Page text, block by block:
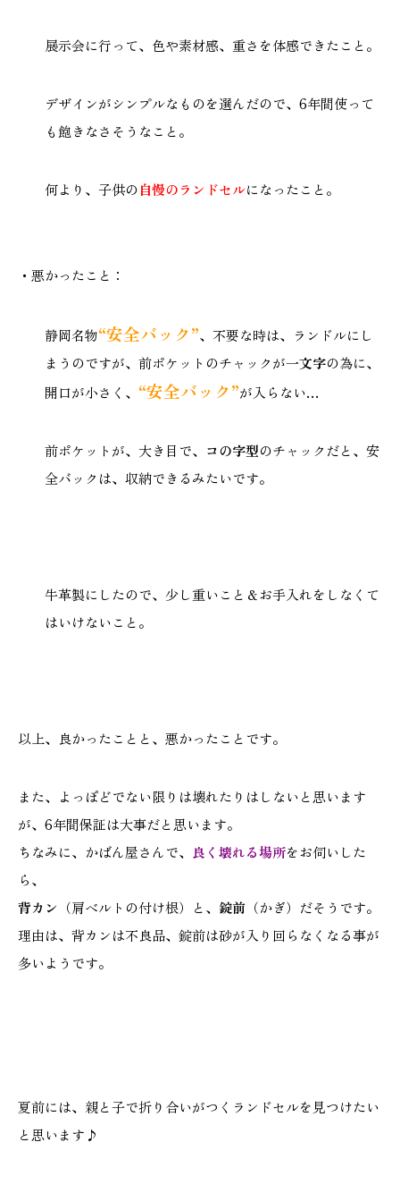
展示会に行って、色や素材感、重さを体感できたこと。
デザインがシンプルなものを選んだので、6年間使って
も飽きなさそうなこと。
何より、子供の自慢のランドセルになったこと。
・悪かったこと：
静岡名物“安全バック”、不要な時は、ランドルにし
まうのですが、前ポケットのチャックが一文字の為に、
開口が小さく、 “安全バック”が入らない…
前ポケットが、大き目で、 コの字型のチャックだと、安
全バックは、収納できるみたいです。
牛革製にしたので、少し重いこと＆お手入れをしなくて
はいけないこと。
以上、良かったことと、悪かったことです。
また、よっぽどでない限りは壊れたりはしないと思います
が、6年間保証は大事だと思います。
ちなみに、かばん屋さんで、 良く壊れる場所をお伺いした
ら、
背カン （肩ベルトの付け根）と、 錠前 （かぎ）だそうです。
理由は、背カンは不良品、錠前は砂が入り回らなくなる事が
多いようです。
夏前には、親と子で折り合いがつくランドセルを見つけたい
と思います♪